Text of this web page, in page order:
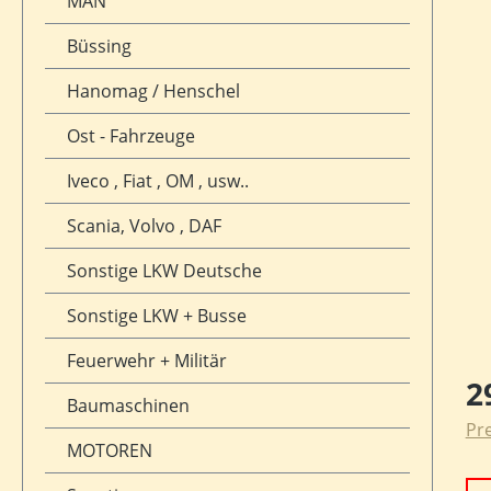
Büssing
Hanomag / Henschel
Ost - Fahrzeuge
Iveco , Fiat , OM , usw..
Scania, Volvo , DAF
Sonstige LKW Deutsche
Sonstige LKW + Busse
Feuerwehr + Militär
Baumaschinen
MOTOREN